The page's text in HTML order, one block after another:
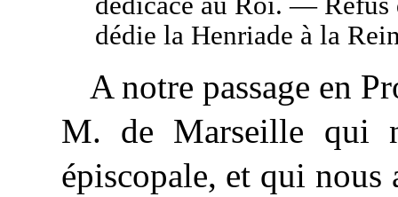
dédie la Henriade à la
A notre passage en
M. de Marseille qui
épiscopale, et qui